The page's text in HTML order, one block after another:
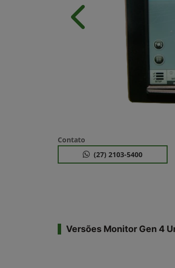
Anterior
Contato
(27) 2103-5400
Versões Monitor Gen 4